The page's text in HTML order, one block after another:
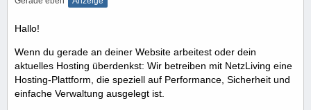
Hallo!
Wenn du gerade an deiner Website arbeitest oder dein
aktuelles Hosting überdenkst: Wir betreiben mit NetzLiving eine
Hosting-Plattform, die speziell auf Performance, Sicherheit und
einfache Verwaltung ausgelegt ist.